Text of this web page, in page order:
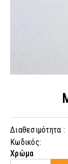
Διαθεσιμότητα :
Κωδικός:
Χρώμα